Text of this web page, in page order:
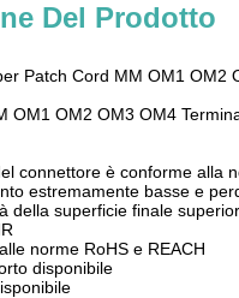
Del Prodotto
Patch Cord MM OM1 OM2
OM1 OM2 OM3 OM4
connettore è conforme alla
estremamente basse e
della superficie finale
norme RoHS e REACH
disponibile